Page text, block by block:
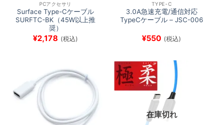
PCアクセサリ
Surface Type-Cケーブル
SURFTC-BK（45W以上推
奨）
¥2,178 (税込)
TYPE-C
3.0A急速充電/通信対応
TypeCケーブル – JSC-006
¥550 (税込)
在庫切れ